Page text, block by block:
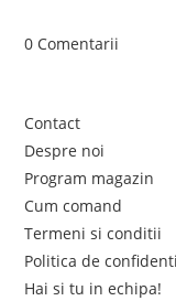
0 Comentarii
Contact
Despre noi
Program magazin
Cum comand
Termeni si conditii
Politica de
Hai si tu in echipa!